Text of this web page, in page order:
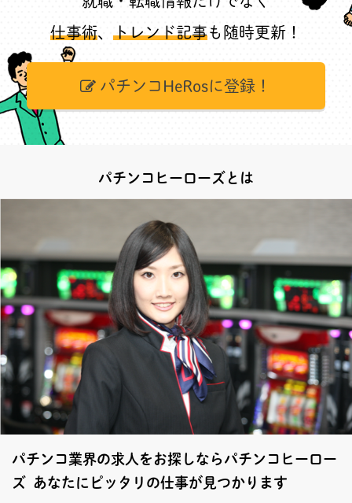
仕事術、 トレンド記事も随時更新！
パチンコHeRosに登録！
パチンコヒーローズとは
パチンコ業界の求人をお探しならパチンコヒーロー
ズ あなたにピッタリの仕事が見つかります